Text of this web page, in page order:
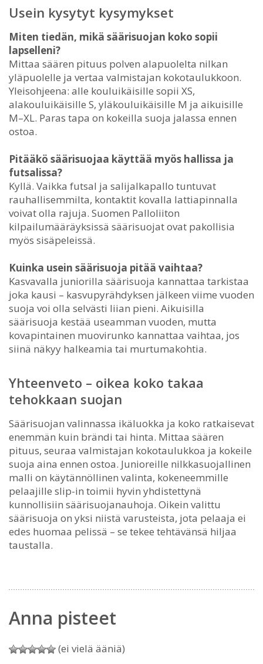
Usein kysytyt kysymykset
Miten tiedän, mikä säärisuojan koko sopii
lapselleni?
Mittaa säären pituus polven alapuolelta nilkan
yläpuolelle ja vertaa valmistajan kokotaulukkoon.
Yleisohjeena: alle kouluikäisille sopii XS,
alakouluikäisille S, yläkouluikäisille M ja aikuisille
M–XL. Paras tapa on kokeilla suoja jalassa ennen
ostoa.
Pitääkö säärisuojaa käyttää myös hallissa ja
futsalissa?
Kyllä. Vaikka futsal ja salijalkapallo tuntuvat
rauhallisemmilta, kontaktit kovalla lattiapinnalla
voivat olla rajuja. Suomen Palloliiton
kilpailumääräyksissä säärisuojat ovat pakollisia
myös sisäpeleissä.
Kuinka usein säärisuoja pitää vaihtaa?
Kasvavalla juniorilla säärisuoja kannattaa tarkistaa
joka kausi – kasvupyrähdyksen jälkeen viime vuoden
suoja voi olla selvästi liian pieni. Aikuisilla
säärisuoja kestää useamman vuoden, mutta
kovapintainen muovirunko kannattaa vaihtaa, jos
siinä näkyy halkeamia tai murtumakohtia.
Yhteenveto – oikea koko takaa
tehokkaan suojan
Säärisuojan valinnassa ikäluokka ja koko ratkaisevat
enemmän kuin brändi tai hinta. Mittaa säären
pituus, seuraa valmistajan kokotaulukkoa ja kokeile
suoja aina ennen ostoa. Junioreille nilkkasuojallinen
malli on käytännöllinen valinta, kokeneemmille
pelaajille slip-in toimii hyvin yhdistettynä
kunnollisiin säärisuojanauhoja. Oikein valittu
säärisuoja on yksi niistä varusteista, jota pelaaja ei
edes huomaa pelissä – se tekee tehtävänsä hiljaa
taustalla.
Anna pisteet
(ei vielä ääniä)